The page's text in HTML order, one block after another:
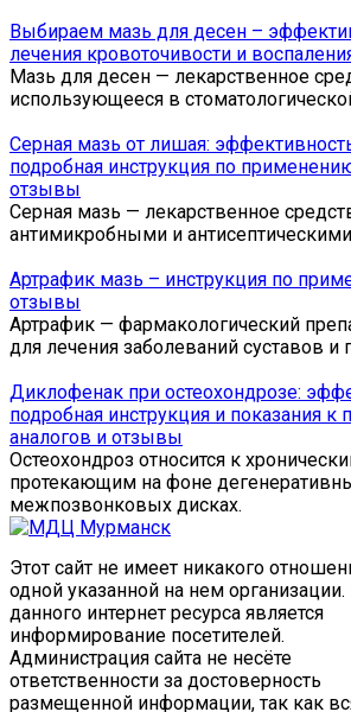
Выбираем мазь для десен –
лечения кровоточивости и
Мазь для десен — лекарственное
использующееся в
Серная мазь от лишая:
подробная инструкция по
отзывы
Серная мазь — лекарственное
антимикробными и
Артрафик мазь – инструкция по
отзывы
Артрафик — фармакологический
для лечения заболеваний суставов и
Диклофенак при остеохондрозе:
подробная инструкция и показания
аналогов и отзывы
Остеохондроз относится к
протекающим на фоне
межпозвонковых дисках.
Этот сайт не имеет никакого
одной указанной на нем
данного интернет ресурса является
информирование посетителей.
Администрация сайта не несёте
ответственности за достоверность
размещенной информации, так как